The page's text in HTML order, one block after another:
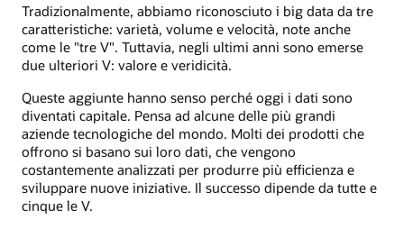
Tradizionalmente, abbiamo riconosciuto i big data da tre
caratteristiche: varietà, volume e velocità, note anche
come le "tre V". Tuttavia, negli ultimi anni sono emerse
due ulteriori V: valore e veridicità.
Queste aggiunte hanno senso perché oggi i dati sono
diventati capitale. Pensa ad alcune delle più grandi
aziende tecnologiche del mondo. Molti dei prodotti che
offrono si basano sui loro dati, che vengono
costantemente analizzati per produrre più efficienza e
sviluppare nuove iniziative. Il successo dipende da tutte e
cinque le V.